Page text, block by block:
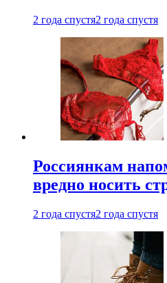
2 года спустя2 года спустя
Россиянкам
вредно носить
2 года спустя2 года спустя